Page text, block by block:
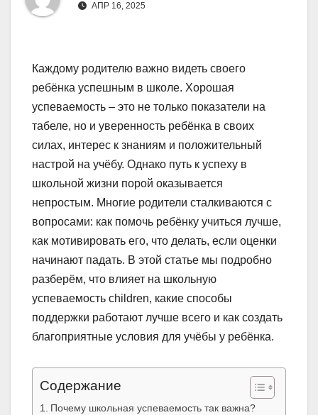
АПР 16, 2025
Каждому родителю важно видеть своего
ребёнка успешным в школе. Хорошая
успеваемость – это не только показатели на
табеле, но и уверенность ребёнка в своих
силах, интерес к знаниям и положительный
настрой на учёбу. Однако путь к успеху в
школьной жизни порой оказывается
непростым. Многие родители сталкиваются с
вопросами: как помочь ребёнку учиться лучше,
как мотивировать его, что делать, если оценки
начинают падать. В этой статье мы подробно
разберём, что влияет на школьную
успеваемость children, какие способы
поддержки работают лучше всего и как создать
благоприятные условия для учёбы у ребёнка.
Содержание
Почему школьная успеваемость так важна?